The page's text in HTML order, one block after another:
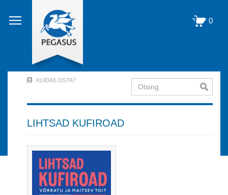
edasi
põhisisu
0
Account
Menu
out)
KUIDAS OSTA? Otsing
LIHTSAD KUFIROAD